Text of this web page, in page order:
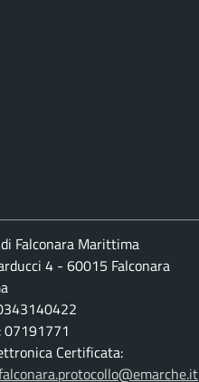
Falconara Marittima
4 - 60015 Falconara
07191771
Certificata: